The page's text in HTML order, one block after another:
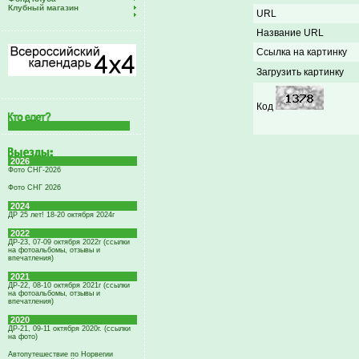
Клубный магазин
2026
Фото СНГ-2026
Фото СНГ 2026
2024
ДР 25 лет! 18-20 октября 2024г
2022
ДР-23, 07-09 октября 2022г (ссылки
на фотоальбомы, отзывы и
впечатления)
2021
ДР-22, 08-10 октября 2021г (ссылки
на фотоальбомы, отзывы и
впечатления)
2020
ДР-21, 09-11 октября 2020г. (ссылки
на фото)
Автопутешествие по Норвегии
URL
Название URL
Ссылка на картинку
Загрузить картинку
Код